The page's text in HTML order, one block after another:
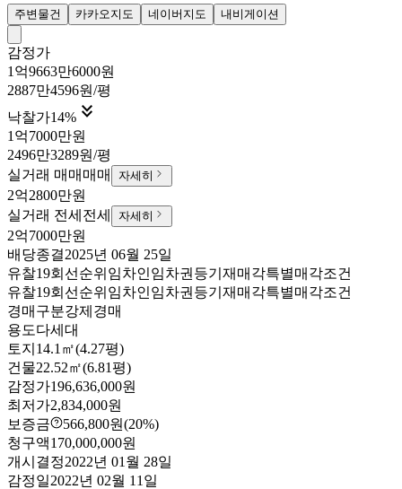
주변물건 카카오지도 네이버지도 내비게이션
감정가
1억9663만6000원
2887만4596원/평
낙찰가14% 
1억7000만원
2496만3289원/평
실거래 매매 매매 자세히
2억2800만원
실거래 전세 전세 자세히
2억7000만원
배당종결2025년 06월 25일
유찰19회 선순위임차인임차권등기 재매각특별매각조건
유찰19회 선순위임차인임차권등기 재매각특별매각조건
경매구분강제경매
용도다세대
토지 14.1㎡(4.27평)
건물22.52㎡(6.81평)
감정가196,636,000원
최저가2,834,000원
보증금
566,800원(20%)
청구액170,000,000원
개시결정2022년 01월 28일
감정일2022년 02월 11일